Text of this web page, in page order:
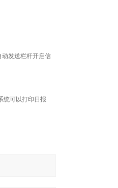
动发送栏杆开启信
统可以打印日报